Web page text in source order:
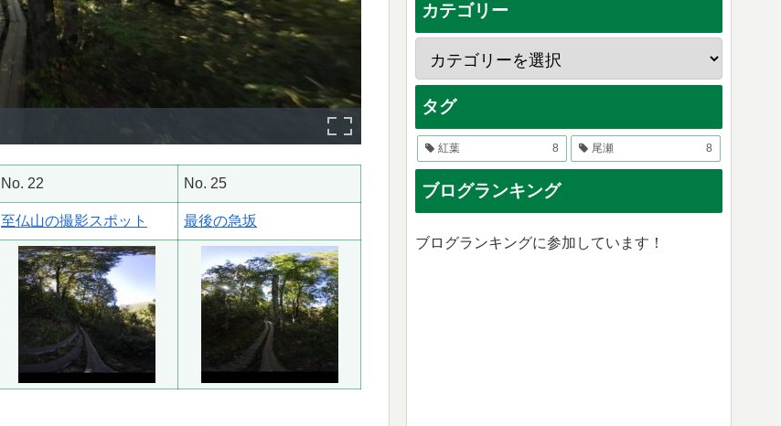
No. 22 No. 25
至仏山の撮影スポット 最後の急坂
カテゴリー
タグ
紅葉 8 尾瀬 8
ブログランキング
ブログランキングに参加しています！